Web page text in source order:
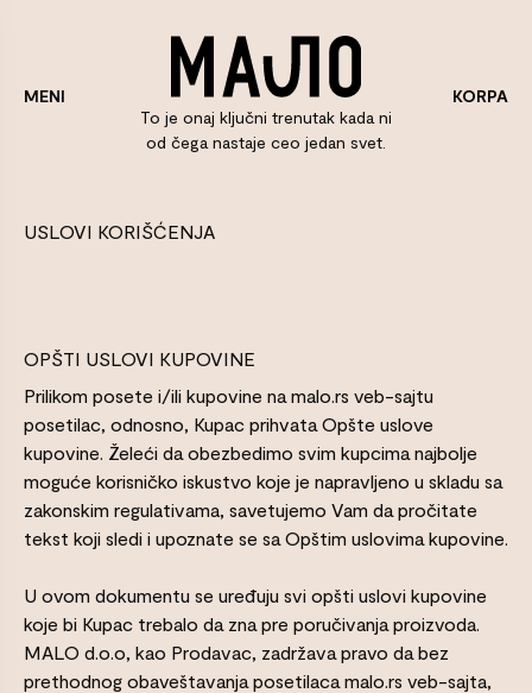
MENI
To je onaj ključni trenutak kada ni
od čega nastaje ceo jedan svet.
KORPA
USLOVI KORIŠĆENJA
OPŠTI USLOVI KUPOVINE
Prilikom posete i/ili kupovine na malo.rs veb-sajtu
posetilac, odnosno, Kupac prihvata Opšte uslove
kupovine. Želeći da obezbedimo svim kupcima najbolje
moguće korisničko iskustvo koje je napravljeno u skladu sa
zakonskim regulativama, savetujemo Vam da pročitate
tekst koji sledi i upoznate se sa Opštim uslovima kupovine.
U ovom dokumentu se uređuju svi opšti uslovi kupovine
koje bi Kupac trebalo da zna pre poručivanja proizvoda.
MALO d.o.o, kao Prodavac, zadržava pravo da bez
prethodnog obaveštavanja posetilaca malo.rs veb-sajta,